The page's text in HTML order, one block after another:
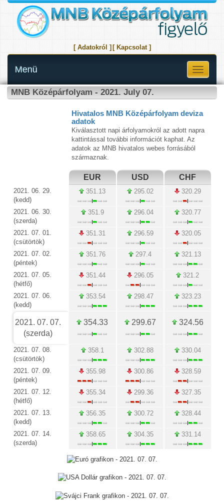
[ Adatokról ] [ Kapcsolat ]
Toggle
Menü
MNB Középárfolyam - 2021. July 07.
Hivatalos MNB Középárfolyam deviza
adatok
Kiválasztott napi árfolyamokról az adott napra
kattintással további információt kaphat. Az
adatok az MNB hivatalos webes forrásából
származnak.
EUR USD CHF
2021. 06. 29.
(kedd)
351.13 295.02 320.29
2021. 06. 30.
(szerda)
351.9 296.04 320.77
2021. 07. 01.
(csütörtök)
351.31 296.59 320.05
2021. 07. 02.
(péntek)
351.76 297.4 321.13
2021. 07. 05.
(hétfő)
351.44 296.05 321.2
2021. 07. 06.
(kedd)
353.54 298.47 323.23
2021. 07. 07.
(szerda)
354.33 299.67 324.56
2021. 07. 08.
(csütörtök)
358.1 302.88 330.04
2021. 07. 09.
(péntek)
355.98 300.86 328.59
2021. 07. 12.
(hétfő)
355.34 299.36 327.35
2021. 07. 13.
(kedd)
356.35 300.72 328.44
2021. 07. 14.
(szerda)
358.65 304.35 331.14